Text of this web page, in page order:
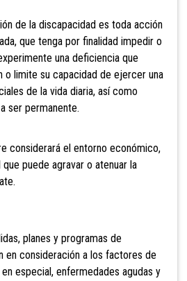
de la discapacidad es toda acción
que tenga por finalidad impedir o
una deficiencia que
o limite su capacidad de ejercer una
de la vida diaria, así como
ser permanente.
considerará el entorno económico,
puede agravar o atenuar la
planes y programas de
en consideración a los factores de
especial, enfermedades agudas y